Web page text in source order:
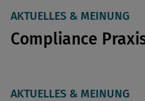
AKTUELLES & MEINUNG
Compliance
AKTUELLES & MEINUNG